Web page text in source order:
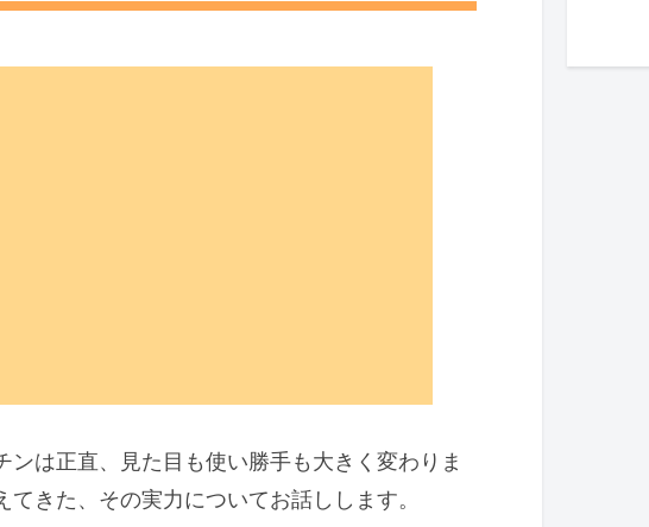
へのリアルな影響
したコツと選び方
る純チタンまな板の魅力
がラクすぎて感動
移りから解放された日々
「台所会計学」で考える賢い選び方
期的な視点でのコストパフォーマンス
て言うけど、どんな食材でも大丈夫？
使うためのコツは？
は正直、見た目も使い勝手も大きく変わりま
きた、その実力についてお話しします。